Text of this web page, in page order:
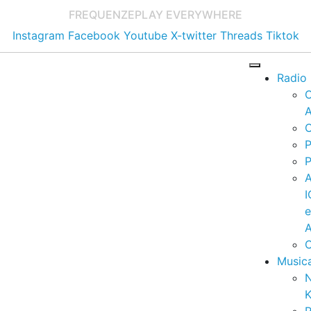
FREQUENZEPLAY EVERYWHERE
Instagram Facebook Youtube X-twitter Threads Tiktok
Radio
e